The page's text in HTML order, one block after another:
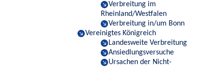
Verbreitung im
Rheinland/Westfalen
Verbreitung in/um Bonn
Vereinigtes Königreich
Landesweite Verbreitung
Ansiedlungsversuche
Ursachen der Nicht-